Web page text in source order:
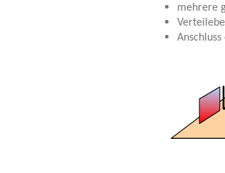
mehrere